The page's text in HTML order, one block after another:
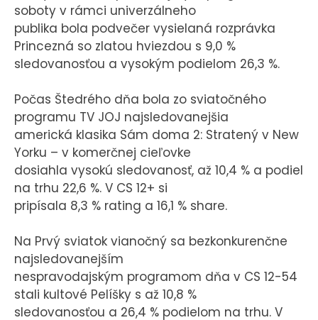
soboty v rámci univerzálneho
publika bola podvečer vysielaná rozprávka
Princezná so zlatou hviezdou s 9,0 %
sledovanosťou a vysokým podielom 26,3 %.
Počas Štedrého dňa bola zo sviatočného
programu TV JOJ najsledovanejšia
americká klasika Sám doma 2: Stratený v New
Yorku – v komerčnej cieľovke
dosiahla vysokú sledovanosť, až 10,4 % a podiel
na trhu 22,6 %. V CS 12+ si
pripísala 8,3 % rating a 16,1 % share.
Na Prvý sviatok vianočný sa bezkonkurenčne
najsledovanejším
nespravodajským programom dňa v CS 12-54
stali kultové Pelíšky s až 10,8 %
sledovanosťou a 26,4 % podielom na trhu. V